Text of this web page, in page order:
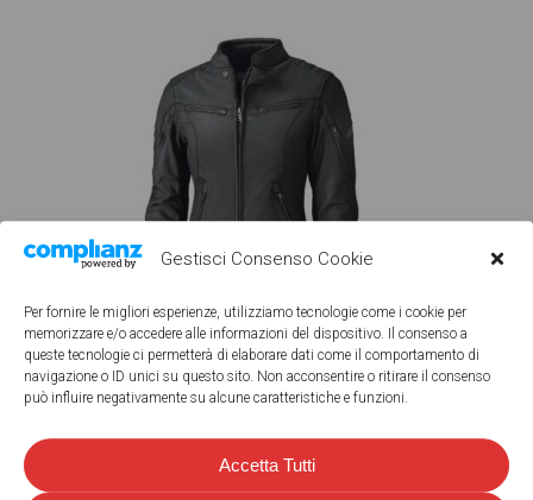
Gestisci Consenso Cookie
Per fornire le migliori esperienze, utilizziamo tecnologie come i cookie per
memorizzare e/o accedere alle informazioni del dispositivo. Il consenso a
queste tecnologie ci permetterà di elaborare dati come il comportamento di
navigazione o ID unici su questo sito. Non acconsentire o ritirare il consenso
può influire negativamente su alcune caratteristiche e funzioni.
Accetta Tutti
Share